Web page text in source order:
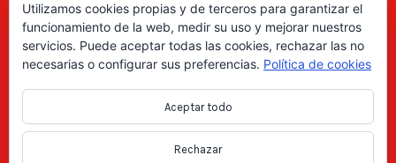
Aquí puede encontrar las direcciones de empresas, autónomos,
fabricantes locales, asociaciones, etc; de todo el país. ¡Valore sus
productos y servicios para ayudar a los usuarios a tomar la decisión
ofertas de trabajo y empleo que se anuncian en el directorio y
consiga trabajos según le interese, en los anuncios locales.
Copyright Directorio Mahico Soluciones © 2021. Todos los derechos
Utilizamos cookies propias y de terceros para garantizar el
funcionamiento de la web, medir su uso y mejorar nuestros
servicios. Puede aceptar todas las cookies, rechazar las no
necesarias o configurar sus preferencias. Política de cookies
Aceptar todo
Rechazar